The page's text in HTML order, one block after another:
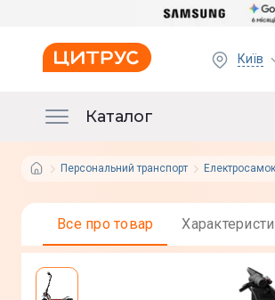
Київ
Каталог
Персональний транспорт
Все про товар